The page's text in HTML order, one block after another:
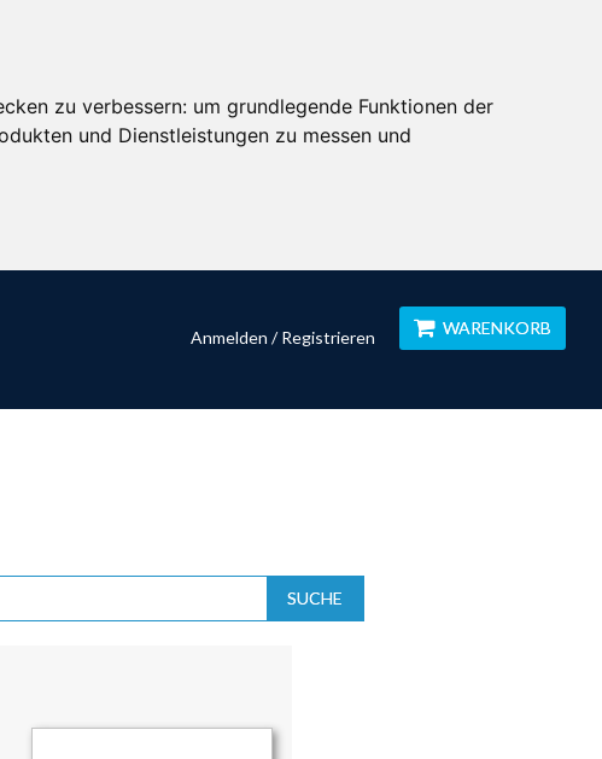
zu verbessern: um grundlegende Funktionen der
und Dienstleistungen zu messen und
Anmelden / Registrieren WARENKORB
SUCHE